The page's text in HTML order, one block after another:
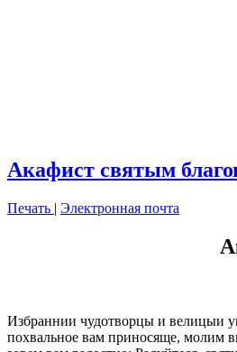
Акафист святым
Печать | Электронная почта
Избраннии чудотворцы и велицыи
похвальное вам приносяще, молим